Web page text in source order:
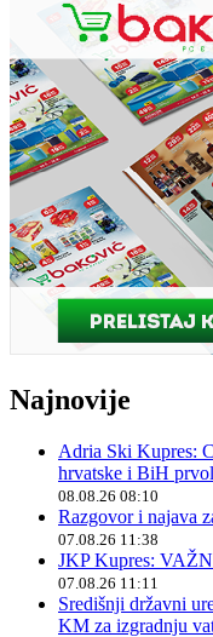
Najnovije
Adria Ski Kupres:
hrvatske i BiH
08.08.26 08:10
Razgovor i najava
07.08.26 11:38
JKP Kupres:
07.08.26 11:11
Središnji državni
KM za izgradnju